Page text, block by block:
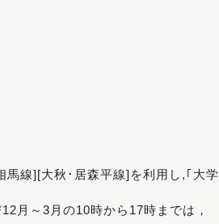
線][大秋･居森平線]を利用し,｢大学
月～3月の10時から17時までは，